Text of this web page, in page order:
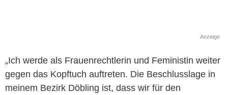
Anzeige
„Ich werde als Frauenrechtlerin und Feministin weiter
gegen das Kopftuch auftreten. Die Beschlusslage in
meinem Bezirk Döbling ist, dass wir für den